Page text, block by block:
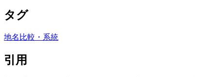
タグ
地名 比較・系統
引用